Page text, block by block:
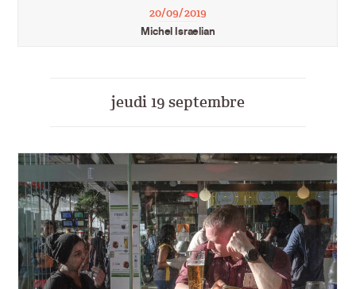
20/09/2019
Michel Israelian
jeudi 19 septembre